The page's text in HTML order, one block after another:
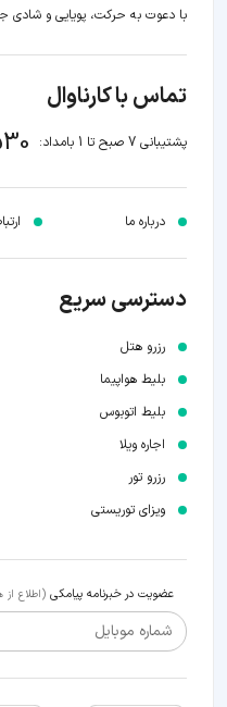
با دعوت به حرکت، پویایی و شادی
تماس با کارناوال
پشتیبانی 7 صبح تا 1 بامداد:
درباره ما
دسترسی سریع
رزرو هتل
بلیط هواپیما
بلیط اتوبوس
اجاره ویلا
رزرو تور
ویزای توریستی
عضویت در خبرنامه پیامکی (اطلاع
شماره موبایل